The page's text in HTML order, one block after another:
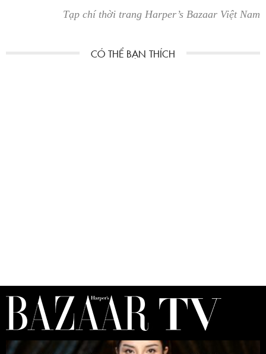
Tạp chí thời trang Harper’s Bazaar Việt Nam